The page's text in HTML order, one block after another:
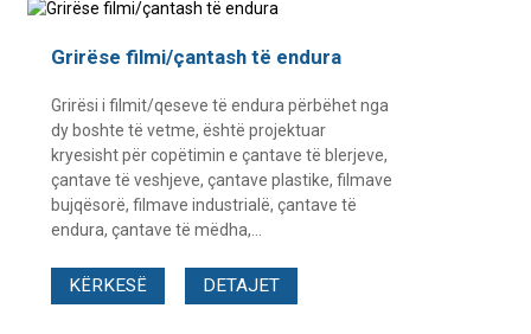
Grirëse filmi/çantash të endura
Grirësi i filmit/qeseve të endura përbëhet nga
dy boshte të vetme, është projektuar
kryesisht për copëtimin e çantave të blerjeve,
çantave të veshjeve, çantave plastike, filmave
bujqësorë, filmave industrialë, çantave të
endura, çantave të mëdha,...
KËRKESË DETAJET